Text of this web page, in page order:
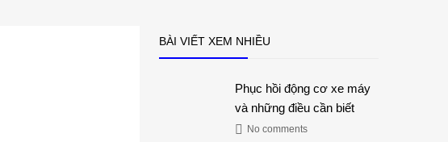
BÀI VIẾT XEM NHIỀU
Phục hồi động cơ xe máy
và những điều cần biết
No comments